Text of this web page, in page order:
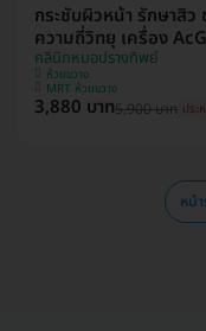
กระชับผิวหน้า รักษาสิ
ความถี่วิทยุ เครื่อง
คลินิกหมอปรางทิพย์
ห้วยขวาง
MRT ห้วยขวาง
3,880 บาท5,900 บาท ประ
หน้